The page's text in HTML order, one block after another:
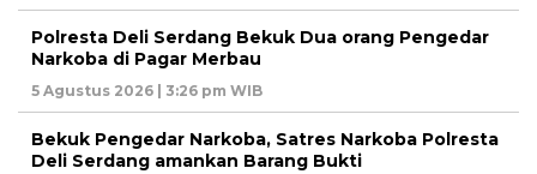
Polresta Deli Serdang Bekuk Dua orang Pengedar
Narkoba di Pagar Merbau
5 Agustus 2026 | 3:26 pm WIB
Bekuk Pengedar Narkoba, Satres Narkoba Polresta
Deli Serdang amankan Barang Bukti